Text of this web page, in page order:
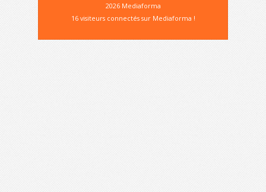
2026 Mediaforma
16 visiteurs connectés sur Mediaforma !